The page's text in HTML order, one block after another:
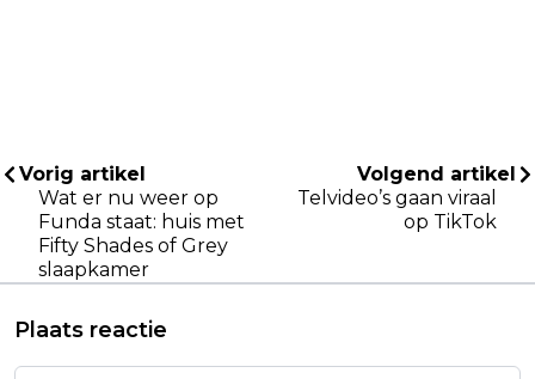
Vorig artikel
Wat er nu weer op
Funda staat: huis met
Fifty Shades of Grey
slaapkamer
Volgend artikel
Telvideo’s gaan viraal
op TikTok
Plaats reactie